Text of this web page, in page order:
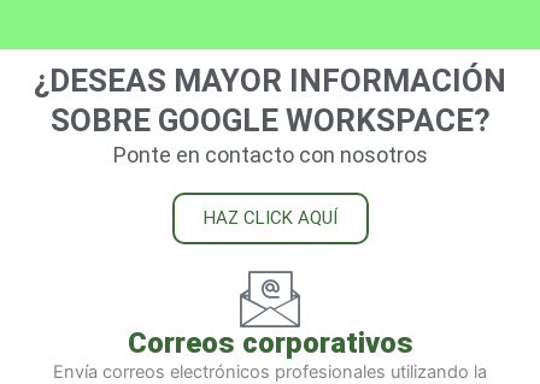
¿DESEAS MAYOR INFORMACIÓN
SOBRE GOOGLE WORKSPACE?
Ponte en contacto con nosotros
HAZ CLICK AQUÍ
Correos corporativos
Envía correos electrónicos profesionales utilizando la